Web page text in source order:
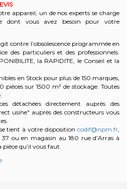
appareil, un de nos experts se charge
dont vous avez besoin pour votre
contre l’obsolescence programmée en
des particuliers et des professionnels.
la RAPIDITE, le Conseil et la
en Stock pour plus de 150 marques,
sur 1500 m² de stockage. Toutes
détachées directement auprès des
usine" auprès des constructeurs vous
tient à votre disposition codif@npm.fr,
ou en magasin au 180 rue d’Arras à
qu’il vous faut.